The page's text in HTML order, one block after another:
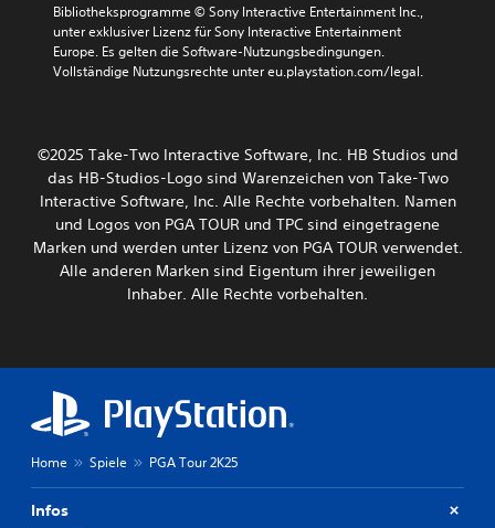
Bibliotheksprogramme © Sony Interactive Entertainment Inc.,
unter exklusiver Lizenz für Sony Interactive Entertainment
Europe. Es gelten die Software-Nutzungsbedingungen.
Vollständige Nutzungsrechte unter eu.playstation.com/legal.
©2025 Take-Two Interactive Software, Inc. HB Studios und
das HB-Studios-Logo sind Warenzeichen von Take-Two
Interactive Software, Inc. Alle Rechte vorbehalten. Namen
und Logos von PGA TOUR und TPC sind eingetragene
Marken und werden unter Lizenz von PGA TOUR verwendet.
Alle anderen Marken sind Eigentum ihrer jeweiligen
Inhaber. Alle Rechte vorbehalten.
Home Spiele PGA Tour 2K25
Infos